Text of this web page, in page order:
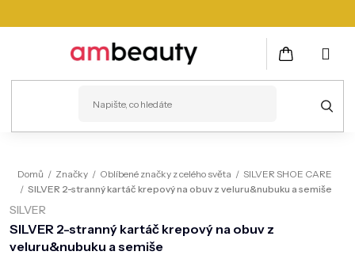
na
NÁKUPNÍ
KOŠÍK
VLASY
ZDRAVÍ
Domů / Značky / Oblíbené značky z celého světa / SILVER SHOE CARE
/ SILVER 2-stranný kartáč krepový na obuv z veluru&nubuku a semiše
SILVER 2-stranný kartáč krepový na obuv z
veluru&nubuku a semiše
SILVER